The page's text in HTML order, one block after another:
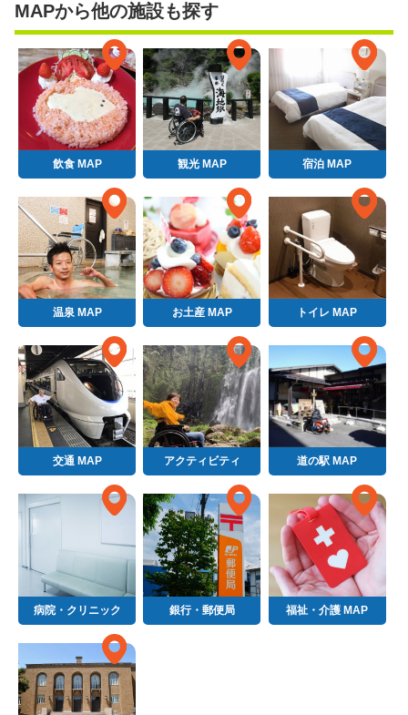
MAPから他の施設も探す
飲食 MAP 観光 MAP 宿泊 MAP
温泉 MAP お土産 MAP トイレ MAP
交通 MAP アクティビティ 道の駅 MAP
病院・クリニック 銀行・郵便局 福祉・介護 MAP